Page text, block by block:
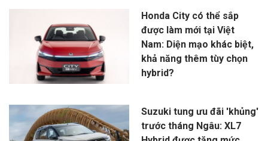
Honda City có thể sắp
được làm mới tại Việt
Nam: Diện mạo khác biệt,
khả năng thêm tùy chọn
hybrid?
Suzuki tung ưu đãi 'khủng'
trước tháng Ngâu: XL7